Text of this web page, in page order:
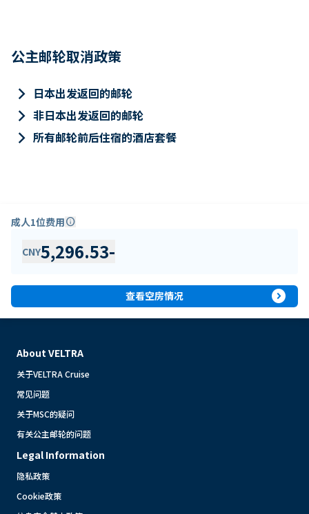
公主邮轮取消政策
keyboard_arrow_right 日本出发返回的邮轮
keyboard_arrow_right 非日本出发返回的邮轮
keyboard_arrow_right 所有邮轮前后住宿的酒店套餐
成人1位费用info
CNY5,296.53-
查看空房情况 expand_circle_right
About VELTRA
关于VELTRA Cruise
常见问题
关于MSC的疑问
有关公主邮轮的问题
Legal Information
隐私政策
Cookie政策